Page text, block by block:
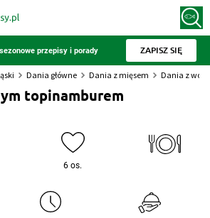
przepisy i porady ZAPISZ SIĘ
Dania główne Dania z mięsem Dania z
topinamburem
6 os.